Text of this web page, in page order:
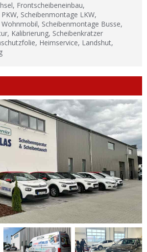
Frontscheibeneinbau,
Scheibenmontage LKW,
Scheibenmontage Busse,
Kalibrierung, Scheibenkratzer
Heimservice, Landshut,